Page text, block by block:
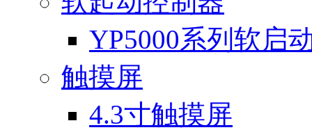
YP5000系列软启
触摸屏
4.3寸触摸屏